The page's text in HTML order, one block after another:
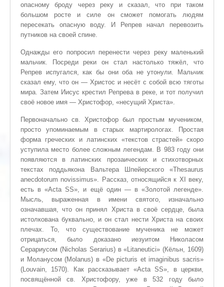
опасному броду через реку и сказал, что при таком
большом росте и силе он сможет помогать людям
пересекать опасную воду. И Репрев начал перевозить
путников на своей спине.
Однажды его попросил перенести через реку маленький
мальчик. Посреди реки он стал настолько тяжёл, что
Репрев испугался, как бы они оба не утонули. Мальчик
сказал ему, что он — Христос и несёт с собой всю тяготы
мира. Затем Иисус крестил Репрева в реке, и тот получил
своё новое имя — Христофор, «несущий Христа».
Первоначально св. Христофор был простым мучеником,
просто упоминаемым в старых мартирологах. Простая
форма греческих и латинских «текстов страстей» скоро
уступила место более сложным легендам. В 983 году они
появляются в латинских прозаических и стихотворных
текстах поддьякона Вальтера Шпейерского «Thesaurus
anecdotorum novissimus». Рассказ, относящийся к XI веку,
есть в «Acta SS», и ещё один — в «Золотой легенде».
Мысль, выраженная в имени святого, изначально
означавшая, что он принял Христа в своё сердце, была
истолкована буквально, и он стал нести Христа на своих
плечах. То, что существование мученика не может
отрицаться, было доказано иезуитом Николасом
Серариусом (Nicholas Serarius) в «Litaneutici» (Кёльн, 1609)
и Моланусом (Molanus) в «De picturis et imaginibus sacris»
(Louvain, 1570). Как рассказывает «Acta SS», в церкви,
посвящённой св. Христофору, уже в 532 году было